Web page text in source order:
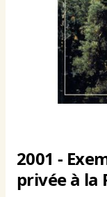
2001 -
privée à la